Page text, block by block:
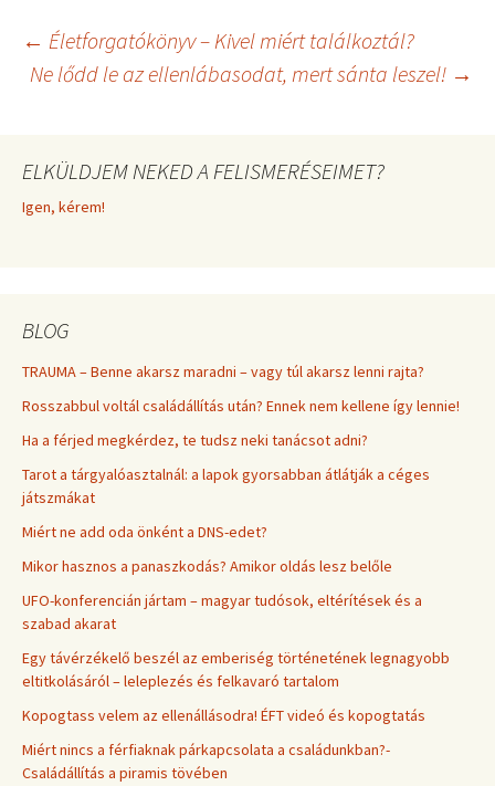
t
e
r
)
k
e
s
t
Bejegyzés
← Életforgatókönyv – Kivel miért találkoztál?
Ne lődd le az ellenlábasodat, mert sánta leszel! →
ELKÜLDJEM NEKED A FELISMERÉSEIMET?
Igen, kérem!
BLOG
TRAUMA – Benne akarsz maradni – vagy túl akarsz lenni rajta?
Rosszabbul voltál családállítás után? Ennek nem kellene így lennie!
Ha a férjed megkérdez, te tudsz neki tanácsot adni?
Tarot a tárgyalóasztalnál: a lapok gyorsabban átlátják a céges
játszmákat
Miért ne add oda önként a DNS-edet?
Mikor hasznos a panaszkodás? Amikor oldás lesz belőle
UFO-konferencián jártam – magyar tudósok, eltérítések és a
szabad akarat
Egy távérzékelő beszél az emberiség történetének legnagyobb
eltitkolásáról – leleplezés és felkavaró tartalom
Kopogtass velem az ellenállásodra! ÉFT videó és kopogtatás
Miért nincs a férfiaknak párkapcsolata a családunkban?-
Családállítás a piramis tövében